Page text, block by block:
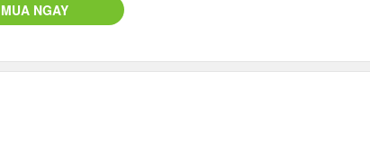
MUA NGAY